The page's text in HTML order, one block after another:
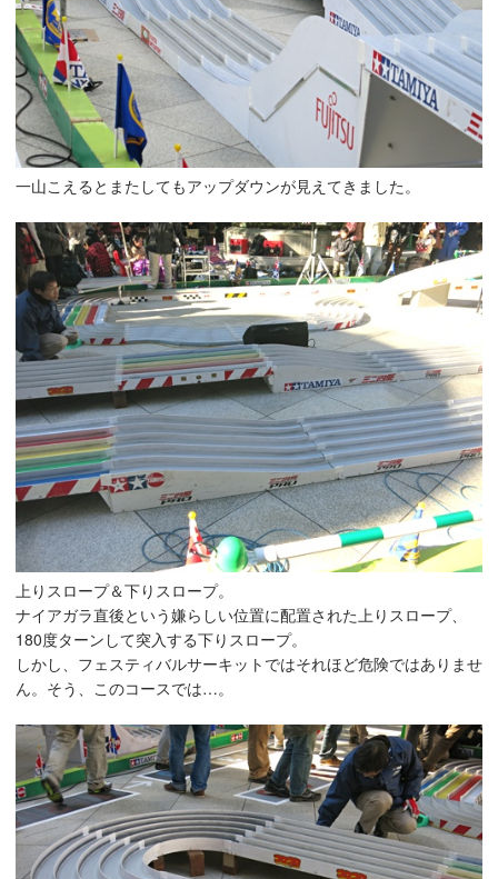
一山こえるとまたしてもアップダウンが見えてきました。
上りスロープ＆下りスロープ。
ナイアガラ直後という嫌らしい位置に配置された上りスロープ、
180度ターンして突入する下りスロープ。
しかし、フェスティバルサーキットではそれほど危険ではありませ
ん。そう、このコースでは…。